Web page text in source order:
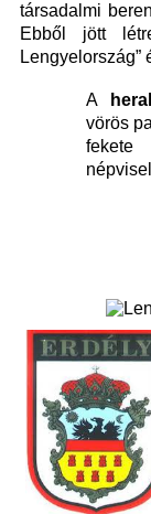
társadalmi
Ebből jött
Lengyelország”
A
vörös
fekete